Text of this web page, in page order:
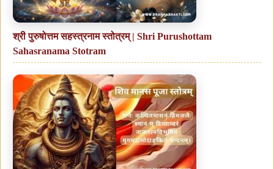
श्री पुरुषोत्तम सहस्त्रनाम स्तोत्रम् | Shri Purushottam
Sahasranama Stotram